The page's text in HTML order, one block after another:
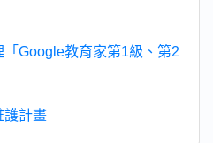
Google教育家第1級、第2
護計畫